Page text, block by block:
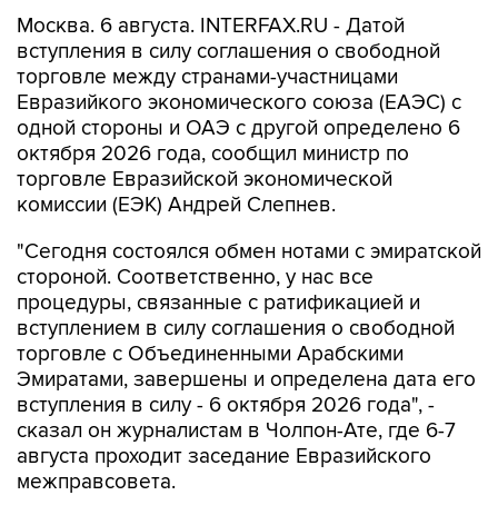
Москва. 6 августа. INTERFAX.RU - Датой
вступления в силу соглашения о свободной
торговле между странами-участницами
Евразийкого экономического союза (ЕАЭС) с
одной стороны и ОАЭ с другой определено 6
октября 2026 года, сообщил министр по
торговле Евразийской экономической
комиссии (ЕЭК) Андрей Слепнев.
"Сегодня состоялся обмен нотами с эмиратской
стороной. Соответственно, у нас все
процедуры, связанные с ратификацией и
вступлением в силу соглашения о свободной
торговле с Объединенными Арабскими
Эмиратами, завершены и определена дата его
вступления в силу - 6 октября 2026 года", -
сказал он журналистам в Чолпон-Ате, где 6-7
августа проходит заседание Евразийского
межправсовета.